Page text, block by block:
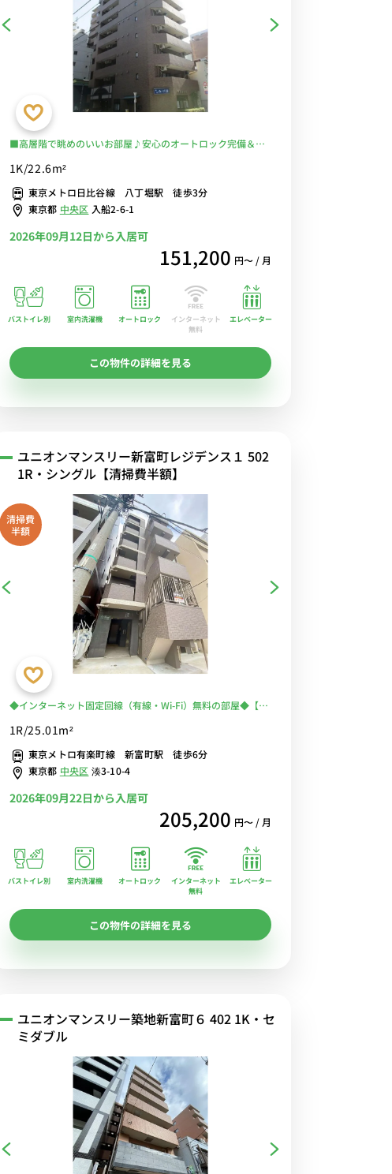
■高層階で眺めのいいお部屋♪安心のオートロック完備＆室
利な2口ガスコンロ♪JR・東京メトロ「八丁堀駅」徒歩3分/
東京・舞浜まで乗換なしでアクセス可能【マイクロバブルシ
ャワーヘッドがあるお部屋】■選べるWi-Fi格安レンタル中！
1K/22.6m²
東京メトロ日比谷線 八丁堀駅 徒歩3分
東京都 中央区 入船2-6-1
2026年09月12日から入居可
151,200 円〜 / 月
バストイレ別 室内洗濯機 オートロック
インターネット
無料
エレベーター
この物件の詳細を見る
ユニオンマンスリー新富町レジデンス１ 502
1R・シングル【清掃費半額】
清掃費
半額
◆インターネット固定回線（有線・Wi-Fi）無料の部屋◆【禁
＆バストイレ別！浴室乾燥機・独立洗面台・温水洗浄便座完
備！安心の建物AL・宅配ボックス・室内洗濯機あり♪ローテ
ーブル・ソファのあるゆったり25㎡のお部屋
1R/25.01m²
東京メトロ有楽町線 新富町駅 徒歩6分
東京都 中央区 湊3-10-4
2026年09月22日から入居可
205,200 円〜 / 月
バストイレ別 室内洗濯機 オートロック
インターネット
無料
エレベーター
この物件の詳細を見る
ユニオンマンスリー築地新富町６ 402 1K・セ
ミダブル